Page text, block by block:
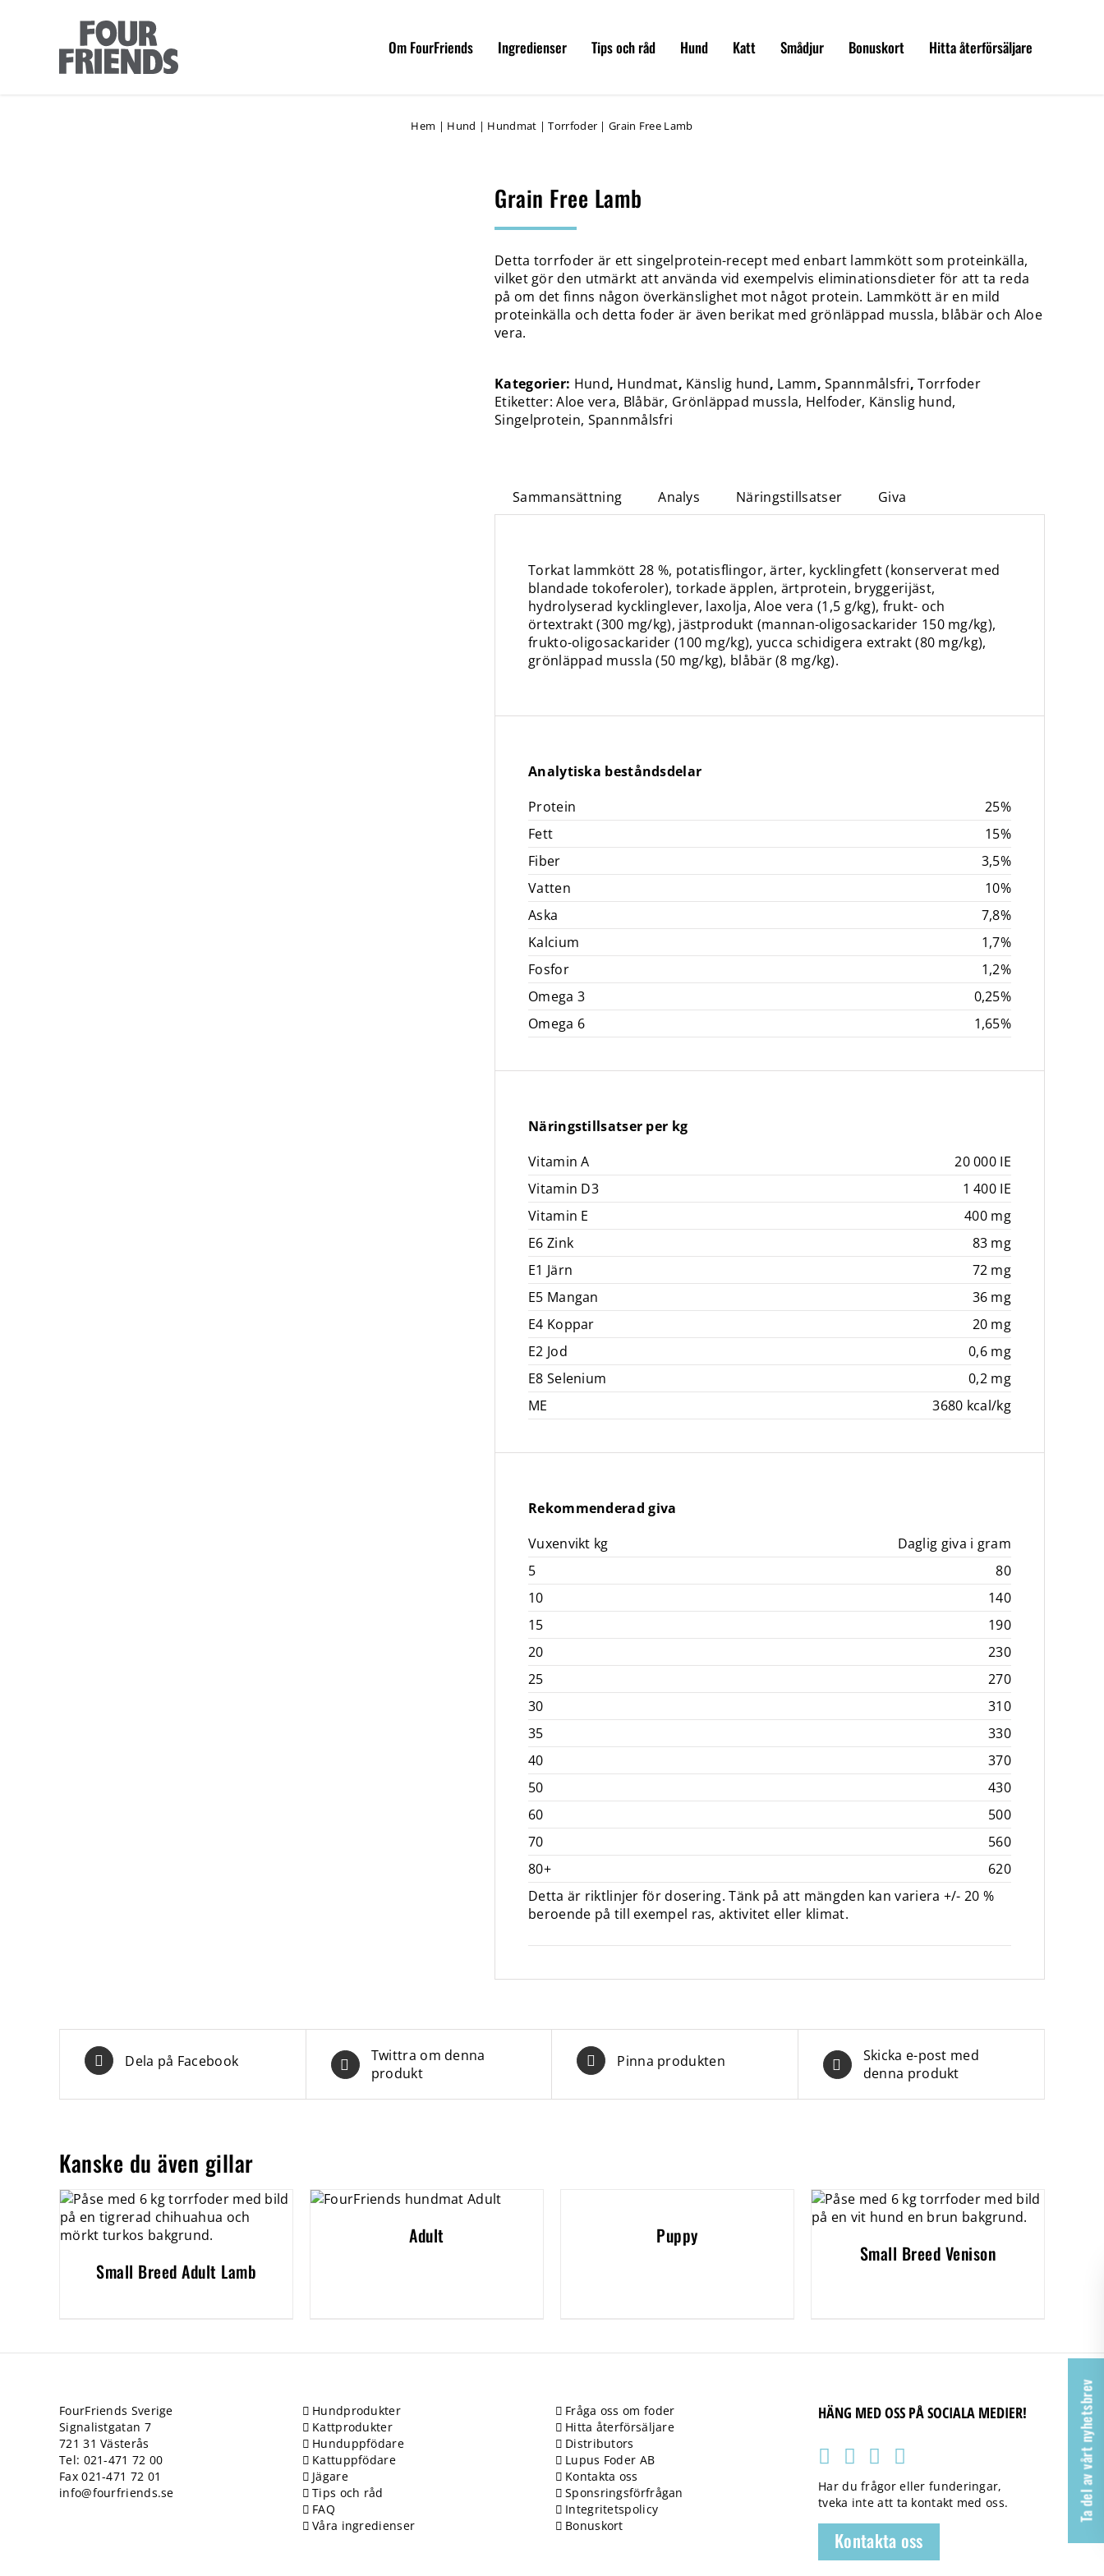
Ta del av vårt nyhetsbrev
Om FourFriends Ingredienser Tips och råd Hund Katt Smådjur Bonuskort Hitta återförsäljare
Hem | Hund | Hundmat |Torrfoder |Grain Free Lamb
Grain Free Lamb
Detta torrfoder är ett singelprotein-recept med enbart lamm­kött som proteinkälla,
vilket gör den utmärkt att använda vid exempelvis eliminationsdieter för att ta reda
på om det finns någon överkänslighet mot något protein. Lammkött är en mild
proteinkälla och detta foder är även berikat med grönläppad mussla, blåbär och Aloe
vera.
Kategorier: Hund, Hundmat, Känslig hund, Lamm,Spannmålsfri,Torrfoder
Etiketter:Aloe vera, Blåbär, Grönläppad mussla, Helfoder, Känslig hund,
Singelprotein, Spannmålsfri
Sammansättning Analys Näringstillsatser Giva
Torkat lammkött 28 %, potatisflingor, ärter, kycklingfett (konserverat med
blandade tokoferoler), torkade äpplen, ärtprotein, bryggerijäst,
hydrolyserad kycklinglever, laxolja, Aloe vera (1,5 g/kg), frukt- och
örtextrakt (300 mg/kg), jästprodukt (mannan-oligosackarider 150 mg/kg),
frukto-oligosackarider (100 mg/kg), yucca schidigera extrakt (80 mg/kg),
grönläppad mussla (50 mg/kg), blåbär (8 mg/kg).
Analytiska beståndsdelar
Protein
25%
Fett
15%
Fiber
3,5%
Vatten
10%
Aska
7,8%
Kalcium
1,7%
Fosfor
1,2%
Omega 3
0,25%
Omega 6
1,65%
Näringstillsatser per kg
Vitamin A
20 000 IE
Vitamin D3
1 400 IE
Vitamin E
400 mg
E6 Zink
83 mg
E1 Järn
72 mg
E5 Mangan
36 mg
E4 Koppar
20 mg
E2 Jod
0,6 mg
E8 Selenium
0,2 mg
ME
3680 kcal/kg
Rekommenderad giva
Vuxenvikt kg
Daglig giva i gram
5
80
10
140
15
190
20
230
25
270
30
310
35
330
40
370
50
430
60
500
70
560
80+
620
Detta är riktlinjer för dosering. Tänk på att mängden kan variera +/- 20 %
beroende på till exempel ras, aktivitet eller klimat.
Dela på Facebook
Twittra om denna
produkt
Pinna produkten
Skicka e-post med
denna produkt
Kanske du även gillar
Small Breed Adult Lamb
Adult Puppy
Small Breed Venison
FourFriends Sverige
Signalistgatan 7
721 31 Västerås
Tel: 021-471 72 00
Fax 021-471 72 01
info@fourfriends.se
Hundprodukter
Kattprodukter
Hunduppfödare
Kattuppfödare
Jägare
Tips och råd
FAQ
Våra ingredienser
Fråga oss om foder
Hitta återförsäljare
Distributors
Lupus Foder AB
Kontakta oss
Sponsringsförfrågan
Integritetspolicy
Bonuskort
HÄNG MED OSS PÅ SOCIALA MEDIER!
Har du frågor eller funderingar,
tveka inte att ta kontakt med oss.
Kontakta oss